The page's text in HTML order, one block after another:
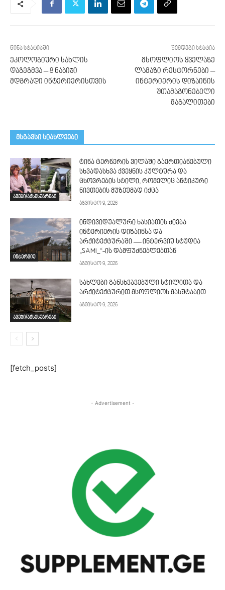
წინა სტატიაში
ეკოლოგიური სახლის
დაგეგმვა – 8 ნაბიჯი
მდგრადი ინტერიერისთვის
შემდეგი სტატია
მსოფლიოს ყველაზე
ლამაზი რესტორნები –
ინტერიერის დიზაინის
შთამაგონებელი
მაგალითები
მსგავსი სიახლეები
ავეჯი/აქსესუარები
ტინა ტერნერის ვილაში გაერთიანებული
სხვადასხვა ქვეყნის კულტურა და
ცხოვრების სტილი, რომელიც ანტიკური
ნივთების მუზეუმად იქცა
აგვისტო 9, 2026
ინტერვიუ
ინდივიდუალური ხასიათის ძიება
ინტერიერის დიზაინსა და
არქიტექტურაში — ინტერვიუ სტუდია
„SAMI_“-ის დამფუძნებლებთან
აგვისტო 9, 2026
ავეჯი/აქსესუარები
სახლები განსხვავებული სტილითა და
არქიტექტურით მსოფლიოს მასშტაბით
აგვისტო 9, 2026
[fetch_posts]
- Advertisement -